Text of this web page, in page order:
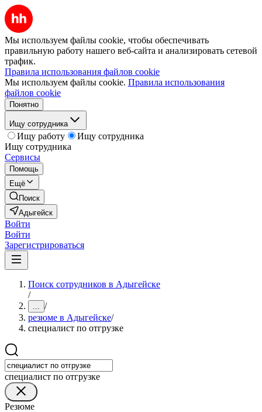
Мы используем файлы cookie, чтобы обеспечивать
правильную работу нашего веб-сайта и анализировать сетевой
трафик.
Правила использования файлов cookie
Мы используем файлы cookie. Правила использования
файлов cookie
Понятно
Ищу сотрудника
Ищу работу
Ищу сотрудника
Ищу сотрудника
Сервисы
Помощь
Ещё
Поиск
Адыгейск
Войти
Войти
Зарегистрироваться
Поиск сотрудников в Адыгейске
/
... /
резюме в Адыгейске/
специалист по отгрузке
специалист по отгрузке
Резюме